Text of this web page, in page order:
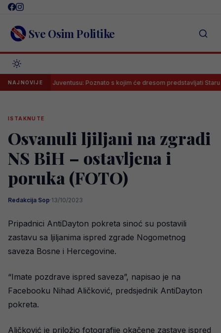
Skip
content Sve Osim Politike
NAJNOVIJE
broj u Juventusu: Poznato s kojim će dresom predstavljati Staru damu
ISTAKNUTE
Osvanuli ljiljani na zgradi
NS BiH – ostavljena i
poruka (FOTO)
Redakcija Sop·13/10/2023
Pripadnici AntiDayton pokreta sinoć su postavili
zastavu sa ljiljanima ispred zgrade Nogometnog
saveza Bosne i Hercegovine.
“Imate pozdrave ispred saveza”, napisao je na
Facebooku Nihad Aličković, predsjednik AntiDayton
pokreta.
Aličković je priložio fotografije okačene zastave ispred